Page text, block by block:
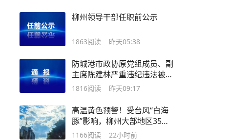
柳州领导干部任职前公示
1863阅读 昨天05:38
防城港市政协原党组成员、副
主席陈建林严重违纪违法被开
除党籍和公职
1816阅读 昨天09:17
高温黄色预警！受台风“白海
豚”影响，柳州大部地区35℃
+！注意避暑！
1166阅读 22小时前